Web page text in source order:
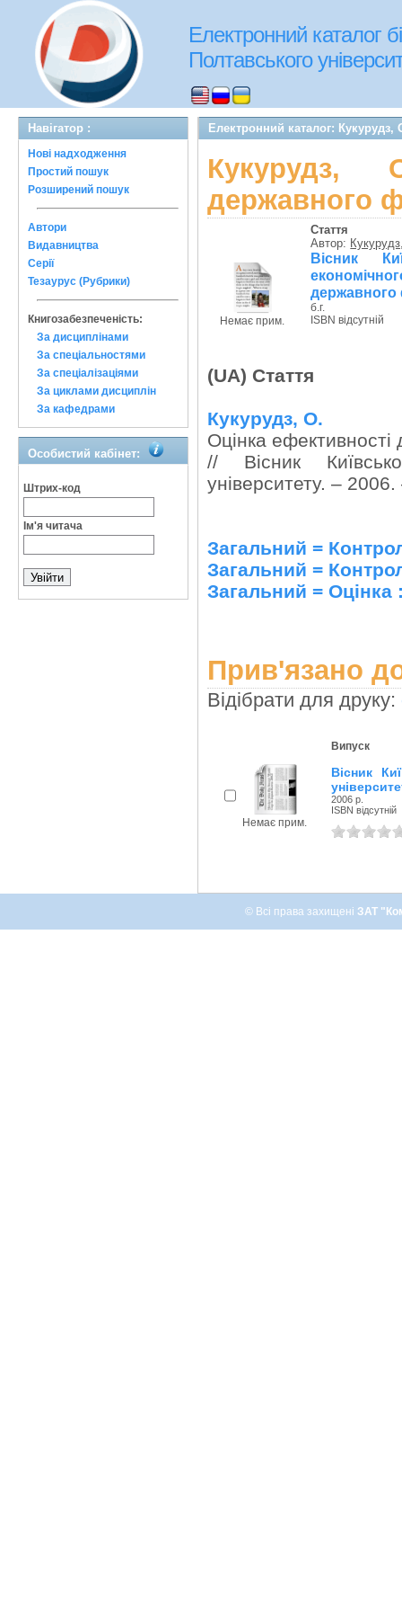
Електронний каталог
Полтавського
Навігатор :
Нові надходження
Простий пошук
Розширений пошук
Автори
Видавництва
Серії
Тезаурус (Рубрики)
Книгозабезпеченість:
За дисциплінами
За спеціальностями
За спеціалізаціями
За циклами дисциплін
За кафедрами
Особистий кабінет:
Штрих-код
Ім'я читача
Електронний каталог:
Кукурудз,
державного
Немає прим.
Стаття
Автор:
Вісник
державного
б.г.
ISBN відсутній
(UA) Стаття
Кукурудз, О.
Оцінка
// Вісник
університету. –
Загальний =
Загальний =
Загальний = Оцінка
Прив'язано
Відібрати для друку:
Немає прим.
Випуск
Вісник
2006 р.
ISBN відсутній
© Всі права захищені ЗАТ